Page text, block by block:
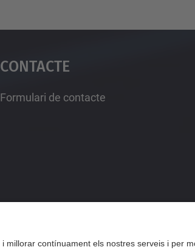
Contacte
Formulari de contacte